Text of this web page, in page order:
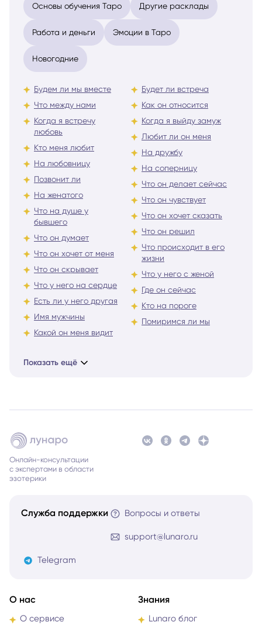
Основы обучения Таро Другие расклады
Работа и деньги Эмоции в Таро
Новогодние
Будем ли мы вместе
Что между нами
Когда я встречу
любовь
Кто меня любит
На любовницу
Позвонит ли
На женатого
Что на душе у
бывшего
Что он думает
Что он хочет от меня
Что он скрывает
Что у него на сердце
Есть ли у него другая
Имя мужчины
Какой он меня видит
Будет ли встреча
Как он относится
Когда я выйду замуж
Любит ли он меня
На дружбу
На соперницу
Что он делает сейчас
Что он чувствует
Что он хочет сказать
Что он решил
Что происходит в его
жизни
Что у него с женой
Где он сейчас
Кто на пороге
Помиримся ли мы
Показать ещё
Онлайн-консультации
с экспертами в области
эзотерики
Служба поддержки Вопросы и ответы
support@lunaro.ru
Telegram
О нас
О сервисе
Знания
Lunaro блог